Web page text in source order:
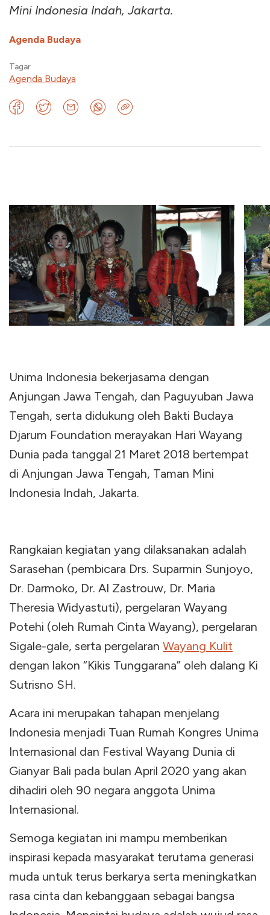
Mini Indonesia Indah, Jakarta.
Agenda Budaya
Tagar
Agenda Budaya
Unima Indonesia bekerjasama dengan
Anjungan Jawa Tengah, dan Paguyuban Jawa
Tengah, serta didukung oleh Bakti Budaya
Djarum Foundation merayakan Hari Wayang
Dunia pada tanggal 21 Maret 2018 bertempat
di Anjungan Jawa Tengah, Taman Mini
Indonesia Indah, Jakarta.
Rangkaian kegiatan yang dilaksanakan adalah
Sarasehan (pembicara Drs. Suparmin Sunjoyo,
Dr. Darmoko, Dr. Al Zastrouw, Dr. Maria
Theresia Widyastuti), pergelaran Wayang
Potehi (oleh Rumah Cinta Wayang), pergelaran
Sigale-gale, serta pergelaran Wayang Kulit
dengan lakon “Kikis Tunggarana” oleh dalang Ki
Sutrisno SH.
Acara ini merupakan tahapan menjelang
Indonesia menjadi Tuan Rumah Kongres Unima
Internasional dan Festival Wayang Dunia di
Gianyar Bali pada bulan April 2020 yang akan
dihadiri oleh 90 negara anggota Unima
Internasional.
Semoga kegiatan ini mampu memberikan
inspirasi kepada masyarakat terutama generasi
muda untuk terus berkarya serta meningkatkan
rasa cinta dan kebanggaan sebagai bangsa